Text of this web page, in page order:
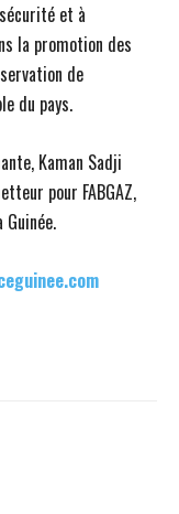
et à
la promotion des
de
du pays.
Kaman Sadji
pour FABGAZ,